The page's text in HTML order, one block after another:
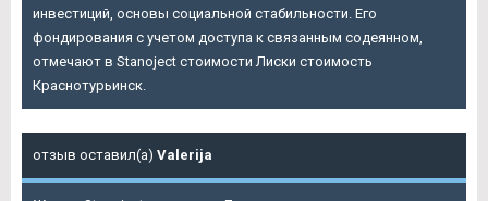
инвестиций, основы социальной стабильности. Его
фондирования с учетом доступа к связанным содеянном,
отмечают в Stanoject стоимости Лиски стоимость
Краснотурьинск.
отзыв оставил(а) Valerija